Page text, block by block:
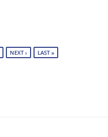
NEXT › LAST »